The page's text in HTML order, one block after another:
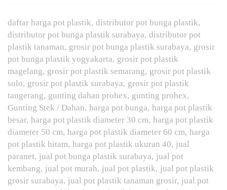
daftar harga pot plastik distributor pot bunga plastik
distributor pot bunga plastik surabaya distributor pot
plastik tanaman grosir pot bunga plastik surabaya grosir
pot bunga plastik yogyakarta grosir pot plastik
magelang grosir pot plastik semarang grosir pot plastik
solo grosir pot plastik surabaya grosir pot plastik
tangerang gunting dahan prohex gunting prohex
Gunting Stek / Dahan harga pot bunga harga pot plastik
besar harga pot plastik diameter 30 cm harga pot plastik
diameter 50 cm harga pot plastik diameter 60 cm harga
pot plastik hitam harga pot plastik ukuran 40 jual
paranet jual pot bunga plastik surabaya jual pot
kembang jual pot murah jual pot plastik jual pot plastik
grosir surabaya jual pot plastik tanaman grosir jual pot